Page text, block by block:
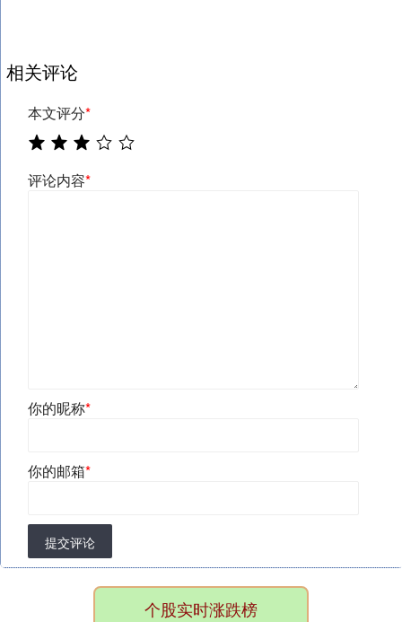
相关评论
本文评分*
评论内容*
你的昵称*
你的邮箱*
提交评论
个股实时涨跌榜